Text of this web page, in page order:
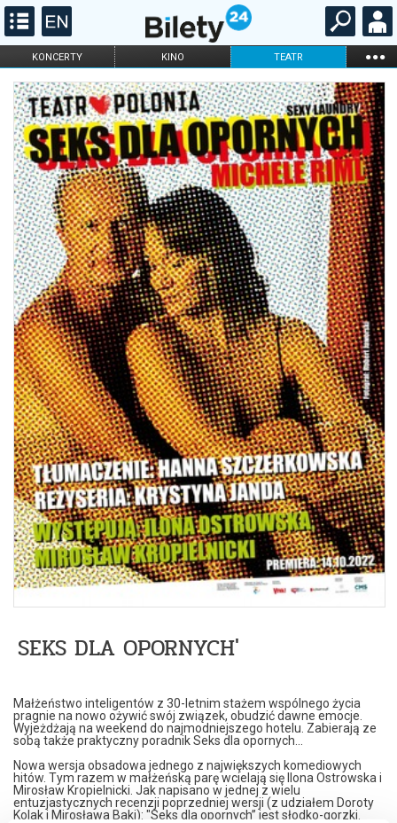
KONCERTY KINO TEATR ...
FILHARMONIA OPERA I BALET
STAND-UP
DLA DZIECI
ONLINE KARNETY
SEKS DLA OPORNYCH'
Małżeństwo inteligentów z 30-letnim stażem wspólnego życia
pragnie na nowo ożywić swój związek, obudzić dawne emocje.
Wyjeżdżają na weekend do najmodniejszego hotelu. Zabierają ze
sobą także praktyczny poradnik Seks dla opornych...
Nowa wersja obsadowa jednego z największych komediowych
hitów. Tym razem w małżeńską parę wcielają się Ilona Ostrowska i
Mirosław Kropielnicki. Jak napisano w jednej z wielu
entuzjastycznych recenzji poprzedniej wersji (z udziałem Doroty
Kolak i Mirosława Baki): "Seks dla opornych” jest słodko-gorzki.